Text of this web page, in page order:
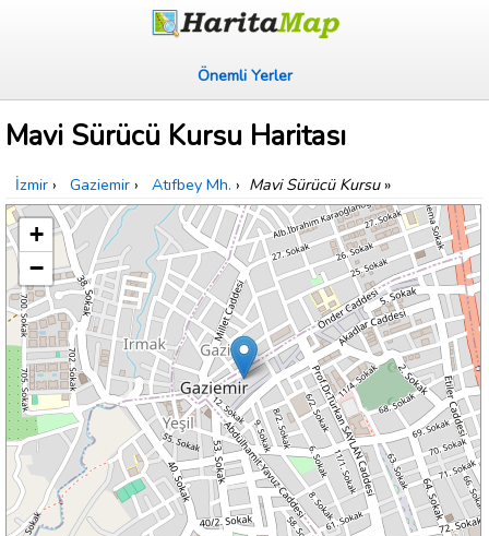
Önemli Yerler
Mavi Sürücü Kursu Haritası
İzmir › Gaziemir › Atıfbey Mh. › Mavi Sürücü Kursu»
+
−